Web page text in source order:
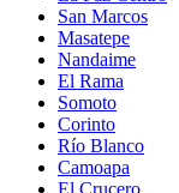
San Marcos
Masatepe
Nandaime
El Rama
Somoto
Corinto
Río Blanco
Camoapa
El Crucero